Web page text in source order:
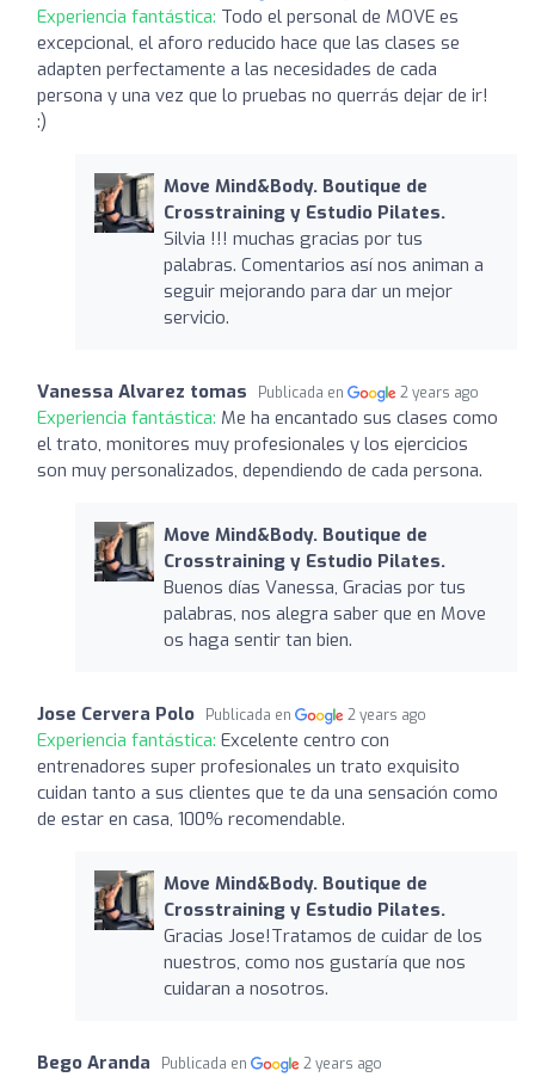
Experiencia fantástica: Todo el personal de MOVE es
excepcional, el aforo reducido hace que las clases se
adapten perfectamente a las necesidades de cada
persona y una vez que lo pruebas no querrás dejar de ir!
:)
Move Mind&Body. Boutique de
Crosstraining y Estudio Pilates.
Silvia !!! muchas gracias por tus
palabras. Comentarios así nos animan a
seguir mejorando para dar un mejor
servicio.
Vanessa Alvarez tomas Publicada en 2 years ago
Experiencia fantástica: Me ha encantado sus clases como
el trato, monitores muy profesionales y los ejercicios
son muy personalizados, dependiendo de cada persona.
Move Mind&Body. Boutique de
Crosstraining y Estudio Pilates.
Buenos días Vanessa, Gracias por tus
palabras, nos alegra saber que en Move
os haga sentir tan bien.
Jose Cervera Polo Publicada en 2 years ago
Experiencia fantástica: Excelente centro con
entrenadores super profesionales un trato exquisito
cuidan tanto a sus clientes que te da una sensación como
de estar en casa, 100% recomendable.
Move Mind&Body. Boutique de
Crosstraining y Estudio Pilates.
Gracias Jose!Tratamos de cuidar de los
nuestros, como nos gustaría que nos
cuidaran a nosotros.
Bego Aranda Publicada en 2 years ago